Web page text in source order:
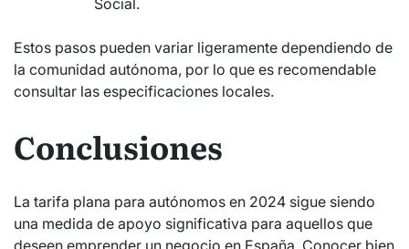
Social.
Estos pasos pueden variar ligeramente dependiendo de
la comunidad autónoma, por lo que es recomendable
consultar las especificaciones locales.
Conclusiones
La tarifa plana para autónomos en 2024 sigue siendo
una medida de apoyo significativa para aquellos que
deseen emprender un negocio en España. Conocer bien